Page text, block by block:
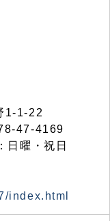
1-1-22
47-4169
日曜・祝日
index.html